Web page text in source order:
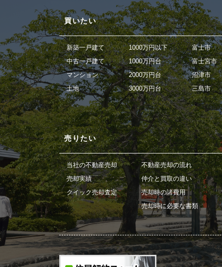
買いたい
新築一戸建て
中古一戸建て
マンション
土地
1000万円以下
1000万円台
2000万円台
3000万円台
富士市
富士宮市
沼津市
三島市
売りたい
当社の不動産売却
売却実績
クイック売却査定
不動産売却の流れ
仲介と買取の違い
売却時の諸費用
売却時に必要な書類